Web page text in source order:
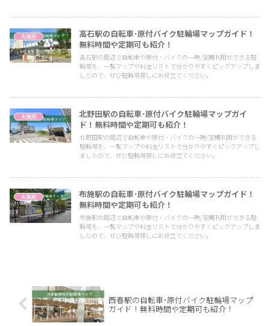
大阪府
高石駅の自転車･原付バイク駐輪場マップガイド！
無料時間や定期可も紹介！
高石駅の周辺で自転車や原付・バイクの一時/定期利用ができる駐
輪場を、一覧マップや料金リストで分かりやすくピックアップしま
したので、ぜひ駐輪場探しにお役立てください。
大阪府
北野田駅の自転車･原付バイク駐輪場マップガイ
ド！無料時間や定期可も紹介！
北野田駅の周辺で自転車や原付・バイクの一時/定期利用ができる
駐輪場を、一覧マップや料金リストで分かりやすくピックアップし
ましたので、ぜひ駐輪場探しにお役立てください。
大阪府
布施駅の自転車･原付バイク駐輪場マップガイド！
無料時間や定期可も紹介！
布施駅の周辺で自転車や原付・バイクの一時/定期利用ができる駐
輪場を、一覧マップや料金リストで分かりやすくピックアップしま
したので、ぜひ駐輪場探しにお役立てください。
西春駅の自転車･原付バイク駐輪場マップ
ガイド！無料時間や定期可も紹介！